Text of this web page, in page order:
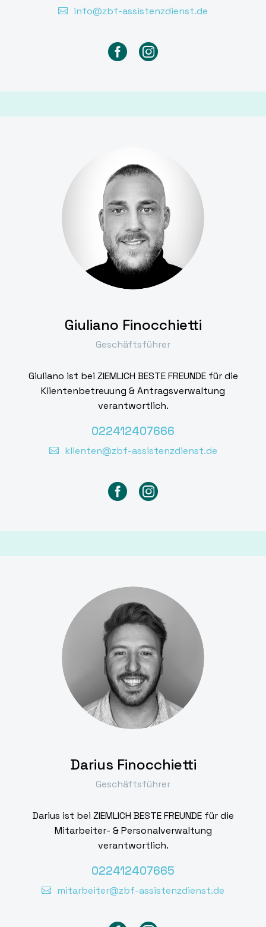
info@zbf-assistenzdienst.de
Giuliano Finocchietti
Geschäftsführer
Giuliano ist bei ZIEMLICH BESTE FREUNDE für die
Klientenbetreuung & Antragsverwaltung
verantwortlich.
022412407666
klienten@zbf-assistenzdienst.de
Darius Finocchietti
Geschäftsführer
Darius ist bei ZIEMLICH BESTE FREUNDE für die
Mitarbeiter- & Personalverwaltung
verantwortlich.
022412407665
mitarbeiter@zbf-assistenzdienst.de